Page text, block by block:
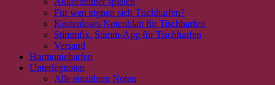
Für wen eignen sich Tischharfen?
Kostenloses Notenblatt für Tischharfen
Stimmfix, Stimm-App für Tischharfen
Versand
Harmonieharfen
Unterlegnoten
Alle einzelnen Noten